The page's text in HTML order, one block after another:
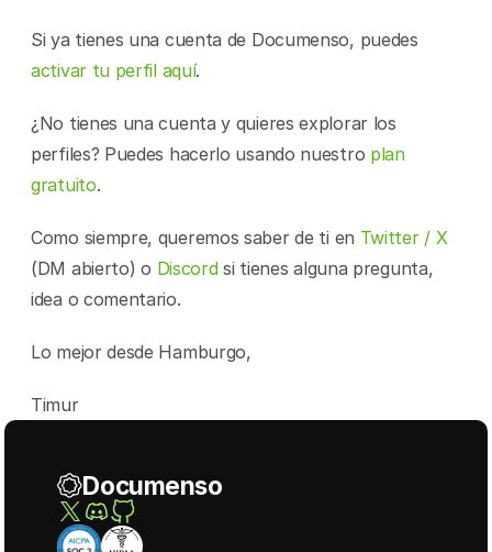
activar tu perfil aquí.
¿No tienes una cuenta y quieres explorar los
perfiles? Puedes hacerlo usando nuestro plan
gratuito.
Como siempre, queremos saber de ti en Twitter / X
(DM abierto) o Discord si tienes alguna pregunta,
idea o comentario.
Lo mejor desde Hamburgo,
Timur
Documenso